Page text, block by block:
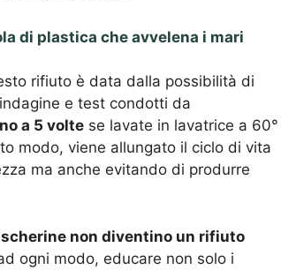
di plastica che avvelena i mari
rifiuto è data dalla possibilità di
e test condotti da
a 5 volte se lavate in lavatrice a 60°
modo, viene allungato il ciclo di vita
ma anche evitando di produrre
non diventino un rifiuto
ogni modo, educare non solo i